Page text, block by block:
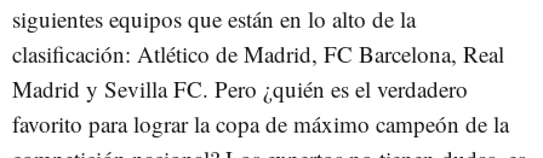
siguientes equipos que están en lo alto de la
clasificación: Atlético de Madrid, FC Barcelona, Real
Madrid y Sevilla FC. Pero ¿quién es el verdadero
favorito para lograr la copa de máximo campeón de la